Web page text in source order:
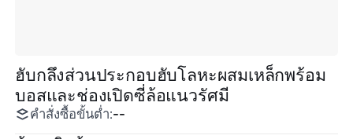
ฮับกลึงส่วนประกอบฮับโลหะผสมเหล็กพร้อม
บอสและช่องเปิดซี่ล้อแนวรัศมี
คำสั่งซื้อขั้นต่ำ:--